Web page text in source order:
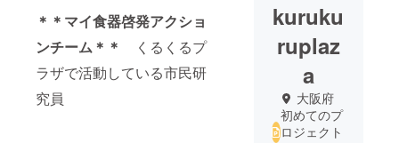
＊＊マイ食器啓発アクショ
ンチーム＊＊
くるくるプ
ラザで活動している市民研
究員
kuruku
ruplaz
a
大阪府
初めてのプ
ロジェクト